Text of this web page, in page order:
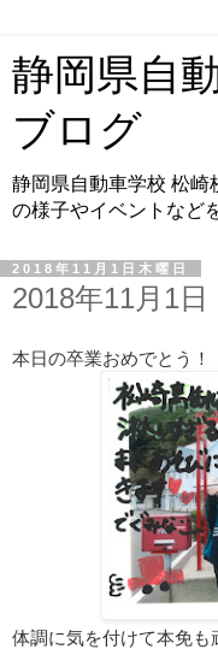
静岡県自
ブログ
静岡県自動車学校 松崎
の様子やイベントなど
2018年11月1日木曜日
2018年11月1
本日の卒業おめでとう！
体調に気を付けて本免